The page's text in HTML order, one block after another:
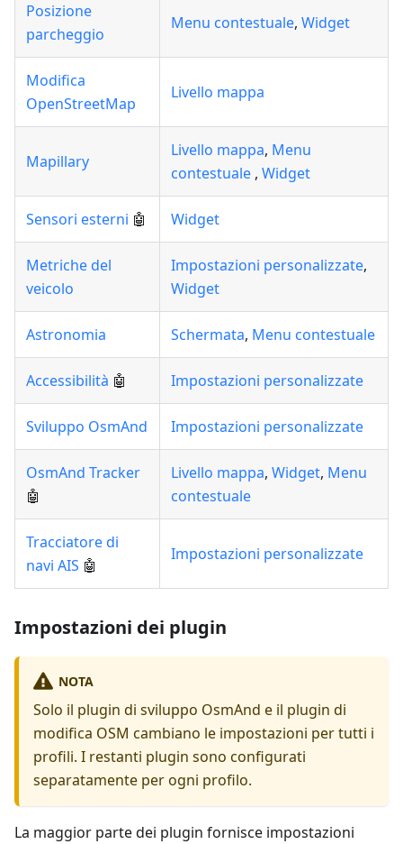
Posizione
parcheggio
Menu contestuale, Widget
Modifica
OpenStreetMap
Livello mappa
Mapillary
Livello mappa, Menu
contestuale , Widget
Sensori esterni 🤖 Widget
Metriche del
veicolo
Impostazioni personalizzate,
Widget
Astronomia Schermata, Menu contestuale
Accessibilità 🤖 Impostazioni personalizzate
Sviluppo OsmAnd Impostazioni personalizzate
OsmAnd Tracker
🤖
Livello mappa, Widget, Menu
contestuale
Tracciatore di
navi AIS 🤖
Impostazioni personalizzate
Impostazioni dei plugin
NOTA
Solo il plugin di sviluppo OsmAnd e il plugin di
modifica OSM cambiano le impostazioni per tutti i
profili. I restanti plugin sono configurati
separatamente per ogni profilo.
La maggior parte dei plugin fornisce impostazioni